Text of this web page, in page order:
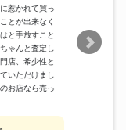
120,000円
惹かれて買っ
とが出来なく
と手放すこと
ゃんと査定し
店、希少性と
いただけまし
お店なら売っ